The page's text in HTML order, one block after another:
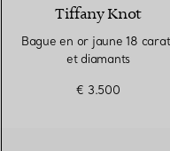
Tiffany Knot
Bague en or jaune 18
et diamants
€ 3.500